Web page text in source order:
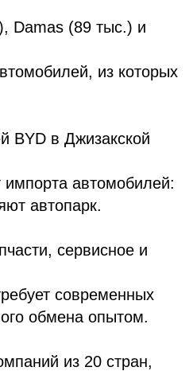
Damas (89 тыс.) и
из которых
BYD в Джизакской
импорта автомобилей:
автопарк.
сервисное и
современных
обмена опытом.
из 20 стран,